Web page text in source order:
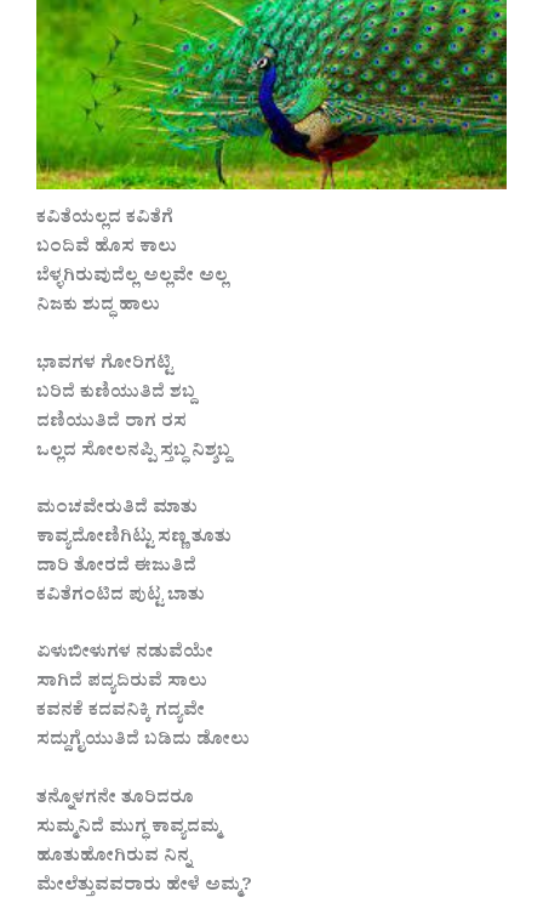
ಕವಿತೆಯಲ್ಲದ ಕವಿತೆಗೆ
ಬಂದಿವೆ ಹೊಸ ಕಾಲು
ಬೆಳ್ಳಗಿರುವುದೆಲ್ಲ ಅಲ್ಲವೇ ಅಲ್ಲ
ನಿಜಕು ಶುದ್ಧ ಹಾಲು
ಭಾವಗಳ ಗೋರಿಗಟ್ಟಿ
ಬರಿದೆ ಕುಣಿಯುತಿದೆ ಶಬ್ದ
ದಣಿಯುತಿದೆ ರಾಗ ರಸ
ಒಲ್ಲದ ಸೋಲನಪ್ಪಿ ಸ್ತಬ್ಧ ನಿಶ್ಶಬ್ದ
ಮಂಚವೇರುತಿದೆ ಮಾತು
ಕಾವ್ಯದೋಣಿಗಿಟ್ಟು ಸಣ್ಣ ತೂತು
ದಾರಿ ತೋರದೆ ಈಜುತಿದೆ
ಕವಿತೆಗಂಟಿದ ಪುಟ್ಟ ಬಾತು
ಏಳುಬೀಳುಗಳ ನಡುವೆಯೇ
ಸಾಗಿದೆ ಪದ್ಯದಿರುವೆ ಸಾಲು
ಕವನಕೆ ಕದವನಿಕ್ಕಿ ಗದ್ಯವೇ
ಸದ್ದುಗೈಯುತಿದೆ ಬಡಿದು ಡೋಲು
ತನ್ನೊಳಗನೇ ತೂರಿದರೂ
ಸುಮ್ಮನಿದೆ ಮುಗ್ಧ ಕಾವ್ಯದಮ್ಮ
ಹೂತುಹೋಗಿರುವ ನಿನ್ನ
ಮೇಲೆತ್ತುವವರಾರು ಹೇಳೆ ಅಮ್ಮ?